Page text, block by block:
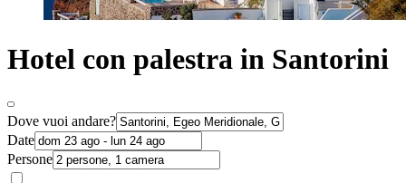
Hotel con palestra in Santorini
Dove vuoi andare?
Date
Persone